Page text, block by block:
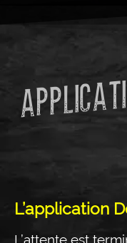
L’application
L’attente est